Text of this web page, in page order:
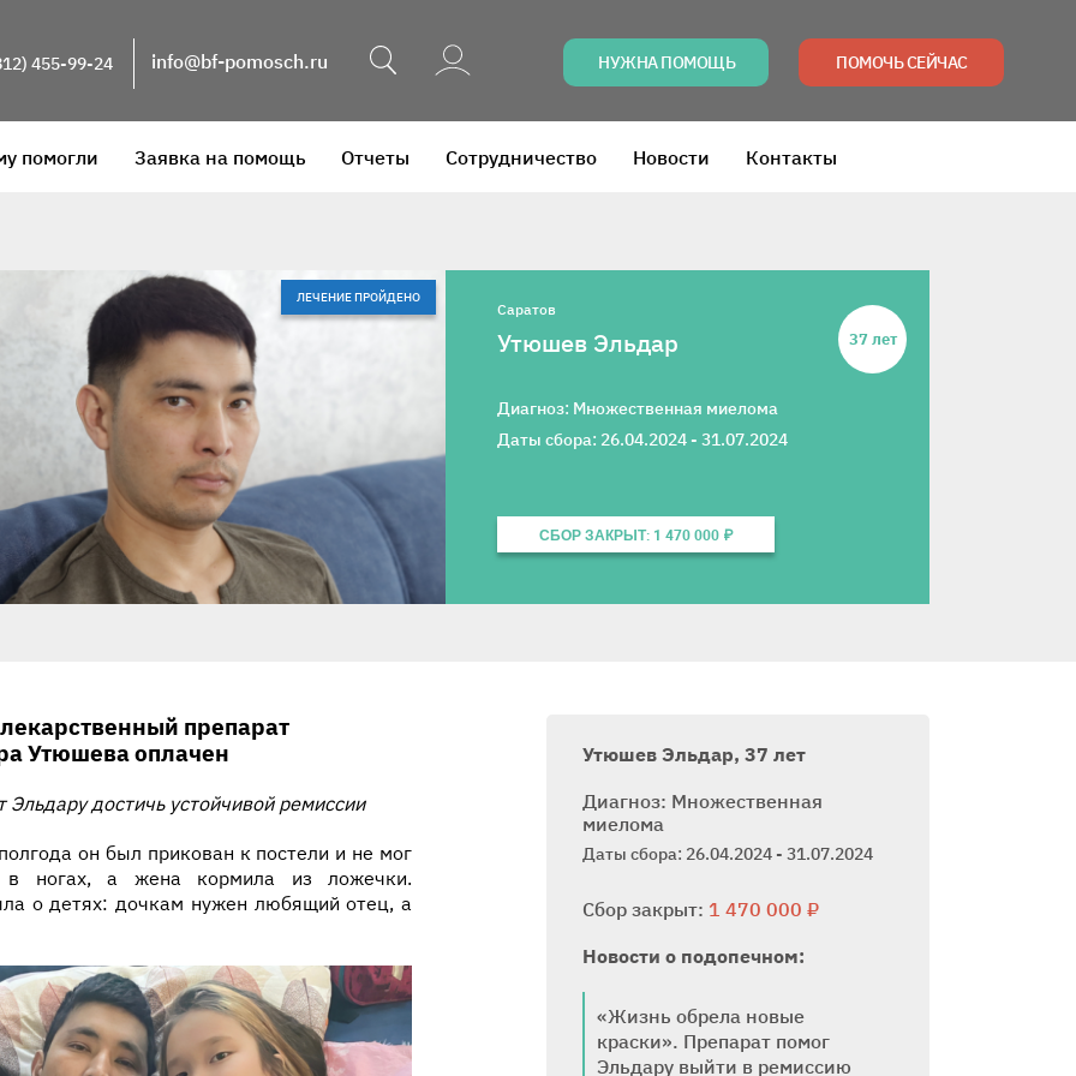
455-99-24 info@bf-pomosch.ru Поиск НУЖНА ПОМОЩЬ ПОМОЧЬ СЕЙЧАС
помогли Заявка на помощь Отчеты Сотрудничество Новости Контакты
ЛЕЧЕНИЕ ПРОЙДЕНО
Саратов
Утюшев Эльдар
Диагноз: Множественная миелома
Даты сбора: 26.04.2024 - 31.07.2024
СБОР ЗАКРЫТ: 1 470 000 ₽
37 лет
препарат
Утюшеваоплачен
Эльдару достичь устойчивой ремиссии
он был прикован к постели и не мог
в ногах, а жена кормила из ложечки.
о детях: дочкам нужен любящий отец, а
Утюшев Эльдар, 37 лет
Диагноз: Множественная
миелома
Даты сбора: 26.04.2024 - 31.07.2024
Сбор закрыт: 1 470 000 ₽
Новости о подопечном:
«Жизнь обрела новые
краски». Препарат помог
Эльдару выйти в ремиссию